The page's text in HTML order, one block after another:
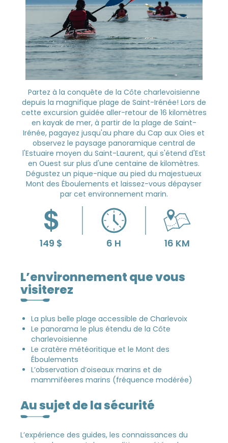
Partez à la conquête de la Côte charlevoisienne
depuis la magnifique plage de Saint-Irénée! Lors de
cette excursion guidée aller-retour de 16 kilomètres
en kayak de mer, à partir de la plage de Saint-
Irénée, pagayez jusqu'au phare du Cap aux Oies et
observez le paysage panoramique central de
l'Estuaire moyen du Saint-Laurent, qui s'étend d'Est
en Ouest sur plus d'une centaine de kilomètres.
Dégustez un pique-nique au pied du majestueux
Mont des Éboulements et laissez-vous dépayser
par cet environnement marin.
L’environnement que vous
visiterez
La plus belle plage accessible de Charlevoix
Le panorama le plus étendu de la Côte
charlevoisienne
Le cratère météoritique et le Mont des
Éboulements
L’observation d’oiseaux marins et de
mammifèeres marins (fréquence modérée)
Au sujet de la sécurité
L’expérience des guides, les connaissances du